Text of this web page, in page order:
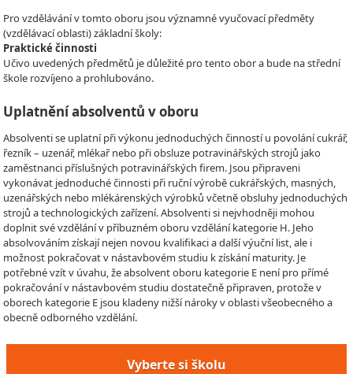
Pro vzdělávání v tomto oboru jsou významné vyučovací předměty
(vzdělávací oblasti) základní školy:
Praktické činnosti
Učivo uvedených předmětů je důležité pro tento obor a bude na střední
škole rozvíjeno a prohlubováno.
Uplatnění absolventů v oboru
Absolventi se uplatní při výkonu jednoduchých činností u povolání cukrář,
řezník – uzenář, mlékař nebo při obsluze potravinářských strojů jako
zaměstnanci příslušných potravinářských firem. Jsou připraveni
vykonávat jednoduché činnosti při ruční výrobě cukrářských, masných,
uzenářských nebo mlékárenských výrobků včetně obsluhy jednoduchých
strojů a technologických zařízení. Absolventi si nejvhodněji mohou
doplnit své vzdělání v příbuzném oboru vzdělání kategorie H. Jeho
absolvováním získají nejen novou kvalifikaci a další výuční list, ale i
možnost pokračovat v nástavbovém studiu k získání maturity. Je
potřebné vzít v úvahu, že absolvent oboru kategorie E není pro přímé
pokračování v nástavbovém studiu dostatečně připraven, protože v
oborech kategorie E jsou kladeny nižší nároky v oblasti všeobecného a
obecně odborného vzdělání.
Vyberte si školu